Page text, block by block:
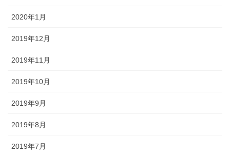
2020年1月
2019年12月
2019年11月
2019年10月
2019年9月
2019年8月
2019年7月